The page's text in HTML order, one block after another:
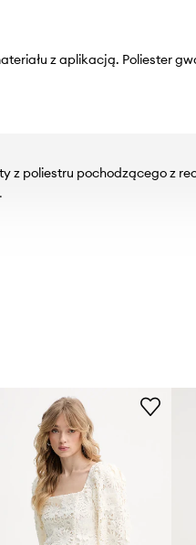
z aplikacją. Poliester
z poliestru pochodzącego z